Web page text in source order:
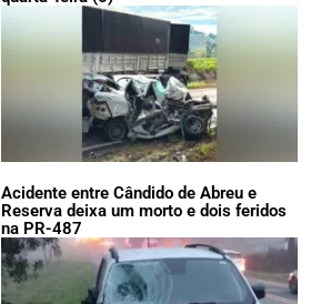
Acidente entre Cândido de Abreu e
Reserva deixa um morto e dois feridos
na PR-487